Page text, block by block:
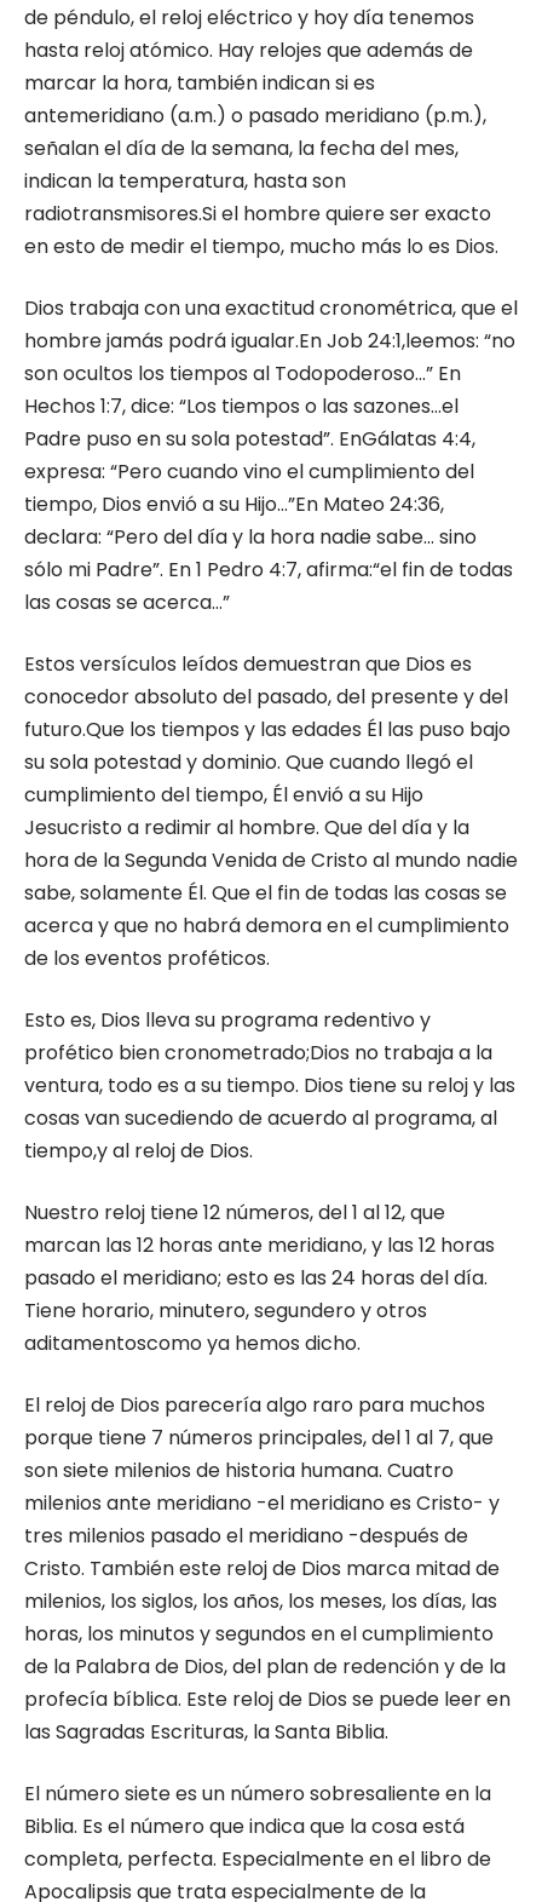
de péndulo, el reloj eléctrico y hoy día tenemos
hasta reloj atómico. Hay relojes que además de
marcar la hora, también indican si es
antemeridiano (a.m.) o pasado meridiano (p.m.),
señalan el día de la semana, la fecha del mes,
indican la temperatura, hasta son
radiotransmisores.Si el hombre quiere ser exacto
en esto de medir el tiempo, mucho más lo es Dios.
Dios trabaja con una exactitud cronométrica, que el
hombre jamás podrá igualar.En Job 24:1,leemos: “no
son ocultos los tiempos al Todopoderoso…” En
Hechos 1:7, dice: “Los tiempos o las sazones…el
Padre puso en su sola potestad”. EnGálatas 4:4,
expresa: “Pero cuando vino el cumplimiento del
tiempo, Dios envió a su Hijo…”En Mateo 24:36,
declara: “Pero del día y la hora nadie sabe… sino
sólo mi Padre”. En 1 Pedro 4:7, afirma:“el fin de todas
las cosas se acerca…”
Estos versículos leídos demuestran que Dios es
conocedor absoluto del pasado, del presente y del
futuro.Que los tiempos y las edades Él las puso bajo
su sola potestad y dominio. Que cuando llegó el
cumplimiento del tiempo, Él envió a su Hijo
Jesucristo a redimir al hombre. Que del día y la
hora de la Segunda Venida de Cristo al mundo nadie
sabe, solamente Él. Que el fin de todas las cosas se
acerca y que no habrá demora en el cumplimiento
de los eventos proféticos.
Esto es, Dios lleva su programa redentivo y
profético bien cronometrado;Dios no trabaja a la
ventura, todo es a su tiempo. Dios tiene su reloj y las
cosas van sucediendo de acuerdo al programa, al
tiempo,y al reloj de Dios.
Nuestro reloj tiene 12 números, del 1 al 12, que
marcan las 12 horas ante meridiano, y las 12 horas
pasado el meridiano; esto es las 24 horas del día.
Tiene horario, minutero, segundero y otros
aditamentoscomo ya hemos dicho.
El reloj de Dios parecería algo raro para muchos
porque tiene 7 números principales, del 1 al 7, que
son siete milenios de historia humana. Cuatro
milenios ante meridiano -el meridiano es Cristo- y
tres milenios pasado el meridiano -después de
Cristo. También este reloj de Dios marca mitad de
milenios, los siglos, los años, los meses, los días, las
horas, los minutos y segundos en el cumplimiento
de la Palabra de Dios, del plan de redención y de la
profecía bíblica. Este reloj de Dios se puede leer en
las Sagradas Escrituras, la Santa Biblia.
El número siete es un número sobresaliente en la
Biblia. Es el número que indica que la cosa está
completa, perfecta. Especialmente en el libro de
Apocalipsis que trata especialmente de la